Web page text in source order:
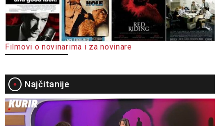
Filmovi o novinarima i za novinare
Najčitanije